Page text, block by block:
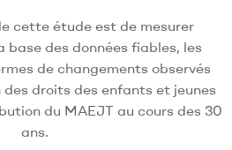
cette étude est de mesurer
base des données fiables, les
de changements observés
droits des enfants et jeunes
du MAEJT au cours des 30
ans.